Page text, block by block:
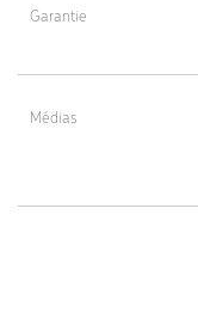
Garantie
5 ans
Médias
content/